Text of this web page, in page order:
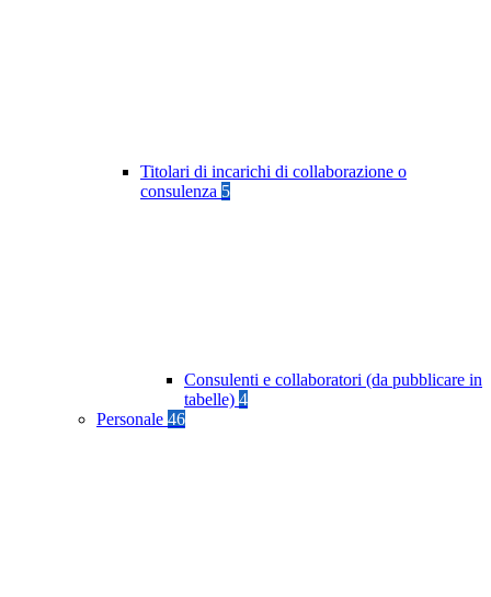
Titolari di incarichi di collaborazione o
consulenza 5
Consulenti e collaboratori (da pubblicare in
tabelle) 4
Personale 46